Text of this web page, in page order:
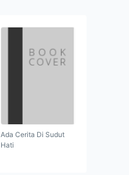
Ada Cerita Di Sudut
Hati